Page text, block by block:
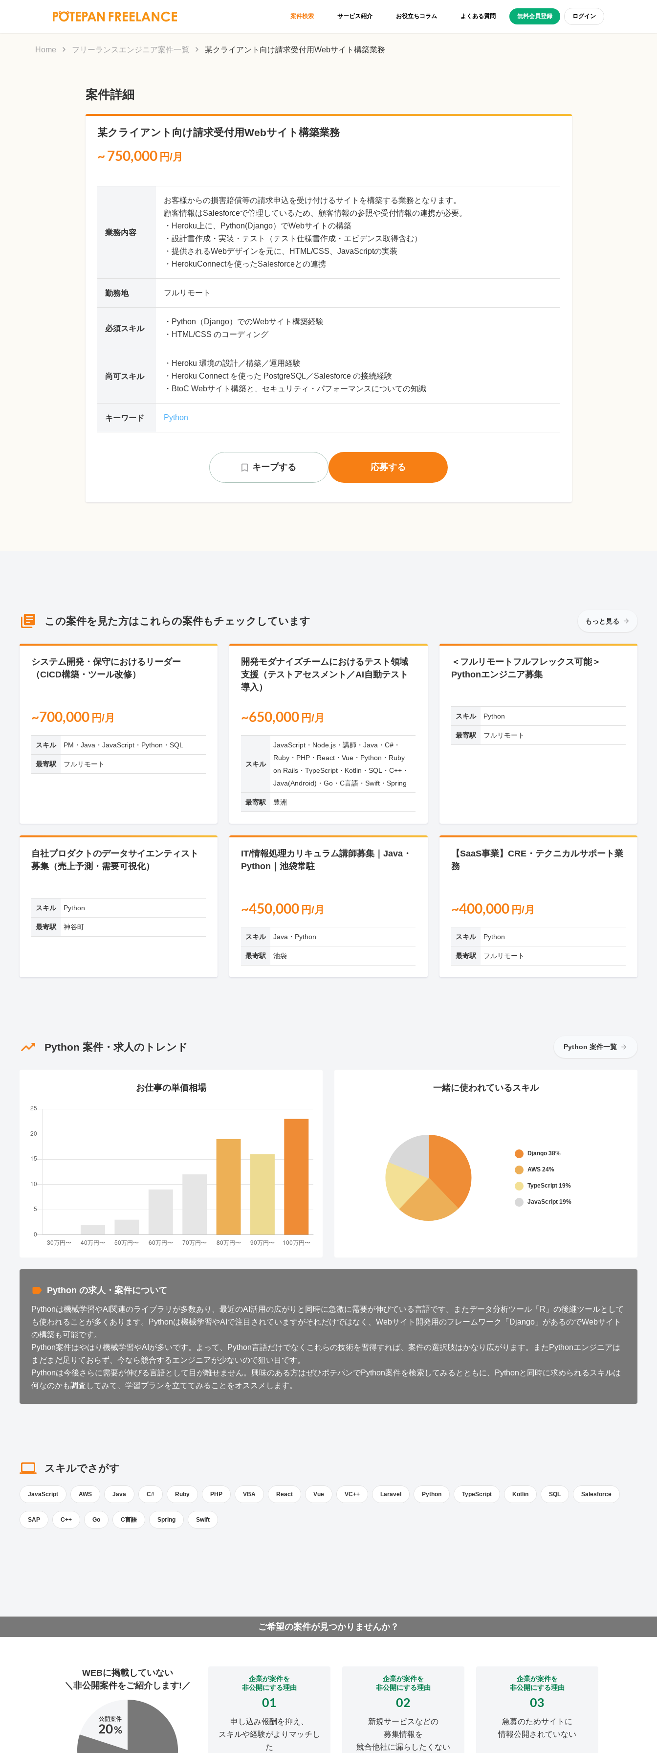
案件検索 サービス紹介 お役立ちコラム よくある質問 無料会員登録 ログイン
Home フリーランスエンジニア案件一覧 某クライアント向け請求受付用Webサイト構築業務
案件詳細
某クライアント向け請求受付用Webサイト構築業務
~ 750,000 円/月
業務内容
お客様からの損害賠償等の請求申込を受け付けるサイトを構築する業務となります。
顧客情報はSalesforceで管理しているため、顧客情報の参照や受付情報の連携が必要。
・Heroku上に、Python(Django）でWebサイトの構築
・設計書作成・実装・テスト（テスト仕様書作成・エビデンス取得含む）
・提供されるWebデザインを元に、HTML/CSS、JavaScriptの実装
・HerokuConnectを使ったSalesforceとの連携
勤務地 フルリモート
必須スキル
・Python（Django）でのWebサイト構築経験
・HTML/CSS のコーディング
尚可スキル
・Heroku 環境の設計／構築／運用経験
・Heroku Connect を使った PostgreSQL／Salesforce の接続経験
・BtoC Webサイト構築と、セキュリティ・パフォーマンスについての知識
キーワード Python
キープする 応募する
この案件を見た方はこれらの案件もチェックしています もっと見る
システム開発・保守におけるリーダー
（CICD構築・ツール改修）
~700,000 円/月
スキル PM・Java・JavaScript・Python・SQL
最寄駅 フルリモート
開発モダナイズチームにおけるテスト領域
支援（テストアセスメント／AI自動テスト
導入）
~650,000 円/月
スキル
JavaScript・Node.js・講師・Java・C#・
Ruby・PHP・React・Vue・Python・Ruby
on Rails・TypeScript・Kotlin・SQL・C++・
Java(Android)・Go・C言語・Swift・Spring
最寄駅 豊洲
＜フルリモートフルフレックス可能＞
Pythonエンジニア募集
スキル Python
最寄駅 フルリモート
自社プロダクトのデータサイエンティスト
募集（売上予測・需要可視化）
スキル Python
最寄駅 神谷町
IT/情報処理カリキュラム講師募集｜Java・
Python｜池袋常駐
~450,000 円/月
スキル Java・Python
最寄駅 池袋
【SaaS事業】CRE・テクニカルサポート業
務
~400,000 円/月
スキル Python
最寄駅 フルリモート
Python 案件・求人のトレンド Python 案件一覧
お仕事の単価相場 一緒に使われているスキル
Django 38%
AWS 24%
TypeScript 19%
JavaScript 19%
Python の求人・案件について
Pythonは機械学習やAI関連のライブラリが多数あり、最近のAI活用の広がりと同時に急激に需要が伸びている言語です。またデータ分析ツール「R」の後継ツールとして
も使われることが多くあります。Pythonは機械学習やAIで注目されていますがそれだけではなく、Webサイト開発用のフレームワーク「Django」があるのでWebサイト
の構築も可能です。
Python案件はやはり機械学習やAIが多いです。よって、Python言語だけでなくこれらの技術を習得すれば、案件の選択肢はかなり広がります。またPythonエンジニアは
まだまだ足りておらず、今なら競合するエンジニアが少ないので狙い目です。
Pythonは今後さらに需要が伸びる言語として目が離せません。興味のある方はぜひポテパンでPython案件を検索してみるとともに、Pythonと同時に求められるスキルは
何なのかも調査してみて、学習プランを立ててみることをオススメします。
スキルでさがす
JavaScript AWS Java C# Ruby PHP VBA React Vue VC++ Laravel Python TypeScript Kotlin SQL Salesforce
SAP C++ Go C言語 Spring Swift
ご希望の案件が見つかりませんか？
WEBに掲載していない
＼非公開案件をご紹介します!／
企業が案件を
非公開にする理由
01
申し込み報酬を抑え、
スキルや経験がよりマッチし
た
企業が案件を
非公開にする理由
02
新規サービスなどの
募集情報を
競合他社に漏らしたくない
企業が案件を
非公開にする理由
03
急募のためサイトに
情報公開されていない